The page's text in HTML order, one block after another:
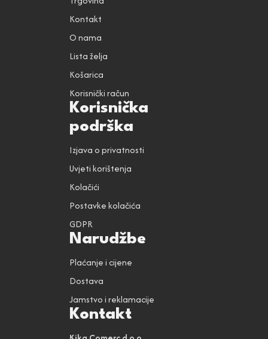
Kontakt
O nama
Lista želja
Košarica
Korisnički račun
Korisnička
podrška
Izjava o privatnosti
Uvjeti korištenja
Kolačići
Postavke kolačića
GDPR
Narudžbe
Plaćanje i cijene
Dostava
Jamstvo i reklamacije
Kontakt